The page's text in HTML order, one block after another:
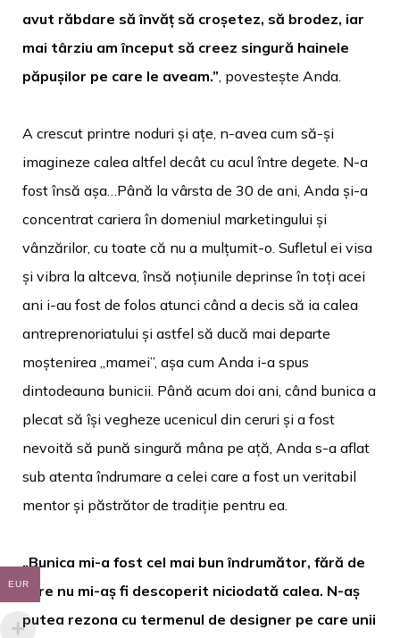
avut răbdare să învăț să croșetez, să brodez, iar
mai târziu am început să creez singură hainele
păpușilor pe care le aveam.”, povestește Anda.
A crescut printre noduri și ațe, n-avea cum să-și
imagineze calea altfel decât cu acul între degete. N-a
fost însă așa…Până la vârsta de 30 de ani, Anda și-a
concentrat cariera în domeniul marketingului și
vânzărilor, cu toate că nu a mulțumit-o. Sufletul ei visa
și vibra la altceva, însă noțiunile deprinse în toți acei
ani i-au fost de folos atunci când a decis să ia calea
antreprenoriatului și astfel să ducă mai departe
moștenirea „mamei”, așa cum Anda i-a spus
dintodeauna bunicii. Până acum doi ani, când bunica a
plecat să își vegheze ucenicul din ceruri și a fost
nevoită să pună singură mâna pe ață, Anda s-a aflat
sub atenta îndrumare a celei care a fost un veritabil
mentor și păstrător de tradiție pentru ea.
„Bunica mi-a fost cel mai bun îndrumător, fără de
care nu mi-aș fi descoperit niciodată calea. N-aș
putea rezona cu termenul de designer pe care unii
EUR